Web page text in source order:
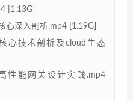
[1.13G]
心深入剖析.mp4 [1.19G]
心技术剖析及cloud生态
性能网关设计实践.mp4